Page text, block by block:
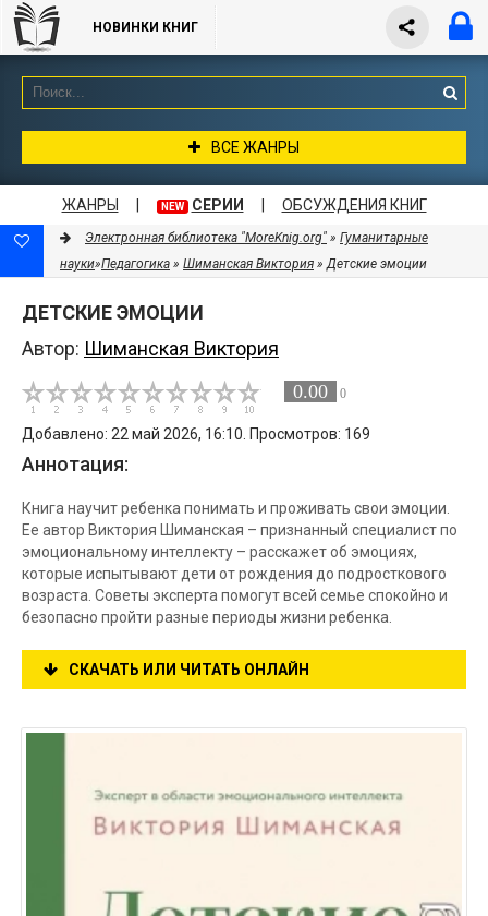
НОВИНКИ КНИГ
ВСЕ ЖАНРЫ
ЖАНРЫ NEW СЕРИИ ОБСУЖДЕНИЯ КНИГ
Электронная библиотека "MoreKnig.org" » Гуманитарные
науки»Педагогика » Шиманская Виктория » Детские эмоции
ДЕТСКИЕ ЭМОЦИИ
Автор: Шиманская Виктория
0.00 0
Добавлено: 22 май 2026, 16:10. Просмотров: 169
Аннотация:
Книга научит ребенка понимать и проживать свои эмоции.
Ее автор Виктория Шиманская – признанный специалист по
эмоциональному интеллекту – расскажет об эмоциях,
которые испытывают дети от рождения до подросткового
возраста. Советы эксперта помогут всей семье спокойно и
безопасно пройти разные периоды жизни ребенка.
СКАЧАТЬ ИЛИ ЧИТАТЬ ОНЛАЙН